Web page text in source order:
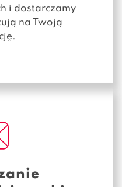
i dostarczamy
na Twoją